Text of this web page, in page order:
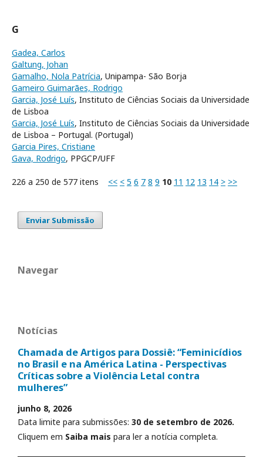
G
Gadea, Carlos
Galtung, Johan
Gamalho, Nola Patrícia, Unipampa- São Borja
Gameiro Guimarães, Rodrigo
Garcia, José Luís, Instituto de Ciências Sociais da Universidade
de Lisboa
Garcia, José Luís, Instituto de Ciências Sociais da Universidade
de Lisboa – Portugal. (Portugal)
Garcia Pires, Cristiane
Gava, Rodrigo, PPGCP/UFF
226 a 250 de 577 itens << < 5 6 7 8 9 10 11 12 13 14 > >>
Enviar Submissão
Navegar
Notícias
Chamada de Artigos para Dossiê: “Feminicídios
no Brasil e na América Latina - Perspectivas
Críticas sobre a Violência Letal contra
mulheres”
junho 8, 2026
Data limite para submissões: 30 de setembro de 2026.
Cliquem em Saiba mais para ler a notícia completa.